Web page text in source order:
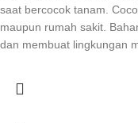
saat bercocok tanam.
maupun rumah sakit.
dan membuat lingkungan